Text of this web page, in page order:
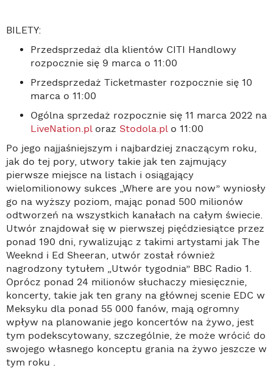
BILETY:
Przedsprzedaż dla klientów CITI Handlowy
rozpocznie się 9 marca o 11:00
Przedsprzedaż Ticketmaster rozpocznie się 10
marca o 11:00
Ogólna sprzedaż rozpocznie się 11 marca 2022 na
LiveNation.ploraz Stodola.pl o 11:00
Po jego najjaśniejszym i najbardziej znaczącym roku,
jak do tej pory, utwory takie jak ten zajmujący
pierwsze miejsce na listach i osiągający
wielomilionowy sukces „Where are you now” wyniosły
go na wyższy poziom, mając ponad 500 milionów
odtworzeń na wszystkich kanałach na całym świecie.
Utwór znajdował się w pierwszej pięćdziesiątce przez
ponad 190 dni, rywalizując z takimi artystami jak The
Weeknd i Ed Sheeran, utwór został również
nagrodzony tytułem „Utwór tygodnia” BBC Radio 1.
Oprócz ponad 24 milionów słuchaczy miesięcznie,
koncerty, takie jak ten grany na głównej scenie EDC w
Meksyku dla ponad 55 000 fanów, mają ogromny
wpływ na planowanie jego koncertów na żywo, jest
tym podekscytowany, szczególnie, że może wrócić do
swojego własnego konceptu grania na żywo jeszcze w
tym roku .